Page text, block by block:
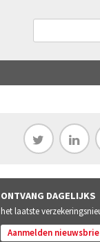
ONTVANG DAGELIJKS
het laatste
Aanmelden